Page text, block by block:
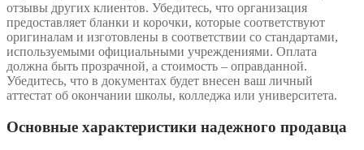
отзывы других клиентов. Убедитесь, что организация
предоставляет бланки и корочки, которые соответствуют
оригиналам и изготовлены в соответствии со стандартами,
используемыми официальными учреждениями. Оплата
должна быть прозрачной, а стоимость – оправданной.
Убедитесь, что в документах будет внесен ваш личный
аттестат об окончании школы, колледжа или университета.
Основные характеристики надежного продавца